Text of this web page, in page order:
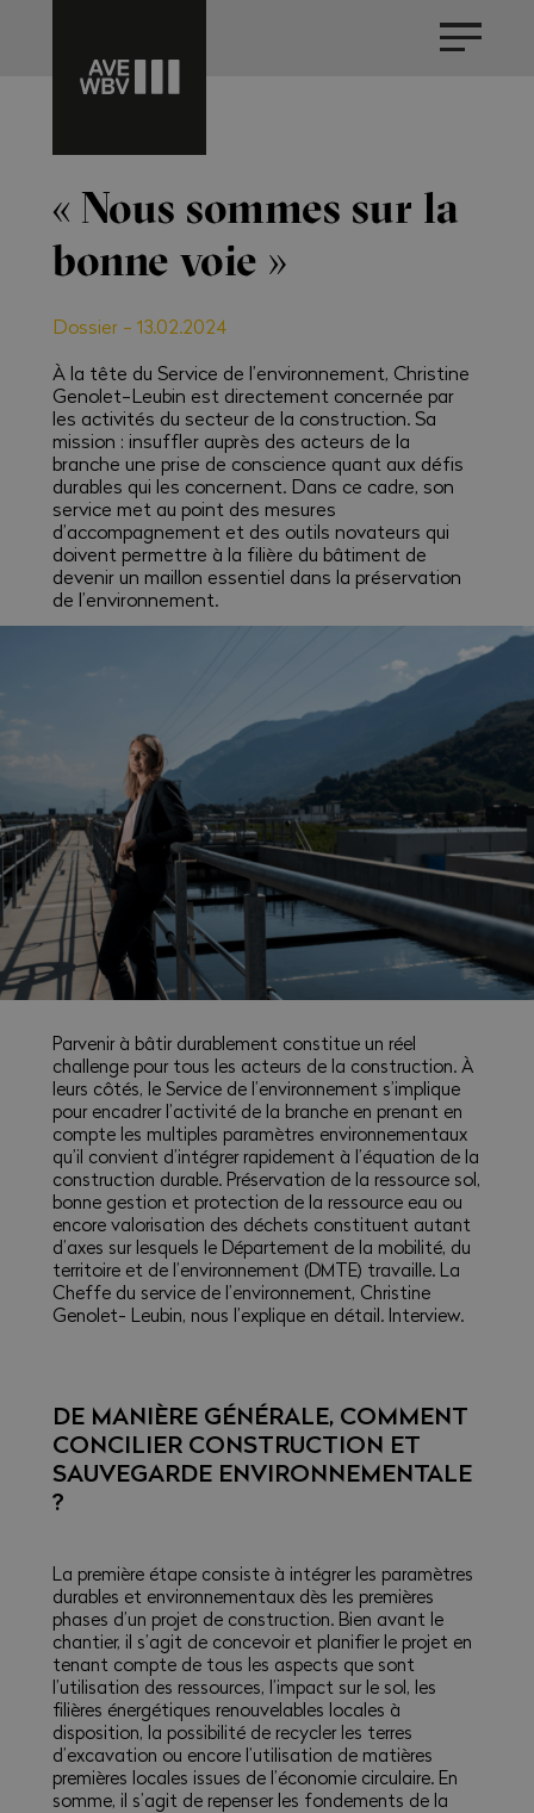
« Nous sommes sur la
bonne voie »
Dossier- 13.02.2024
À la tête du Service de l’environnement, Christine
Genolet-Leubin est directement concernée par
les activités du secteur de la construction. Sa
mission : insuffler auprès des acteurs de la
branche une prise de conscience quant aux défis
durables qui les concernent. Dans ce cadre, son
service met au point des mesures
d’accompagnement et des outils novateurs qui
doivent permettre à la filière du bâtiment de
devenir un maillon essentiel dans la préservation
de l’environnement.
Parvenir à bâtir durablement constitue un réel
challenge pour tous les acteurs de la construction. À
leurs côtés, le Service de l’environnement s’implique
pour encadrer l’activité de la branche en prenant en
compte les multiples paramètres environnementaux
qu’il convient d’intégrer rapidement à l’équation de la
construction durable. Préservation de la ressource sol,
bonne gestion et protection de la ressource eau ou
encore valorisation des déchets constituent autant
d’axes sur lesquels le Département de la mobilité, du
territoire et de l’environnement (DMTE) travaille. La
Cheffe du service de l’environnement, Christine
Genolet- Leubin, nous l’explique en détail. Interview.
DE MANIÈRE GÉNÉRALE, COMMENT
CONCILIER CONSTRUCTION ET
SAUVEGARDE ENVIRONNEMENTALE
?
La première étape consiste à intégrer les paramètres
durables et environnementaux dès les premières
phases d’un projet de construction. Bien avant le
chantier, il s’agit de concevoir et planifier le projet en
tenant compte de tous les aspects que sont
l’utilisation des ressources, l’impact sur le sol, les
filières énergétiques renouvelables locales à
disposition, la possibilité de recycler les terres
d’excavation ou encore l’utilisation de matières
premières locales issues de l’économie circulaire. En
somme, il s’agit de repenser les fondements de la